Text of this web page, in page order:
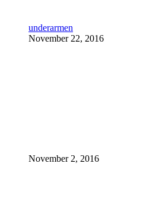
underarmen
November 22, 2016
November 2, 2016